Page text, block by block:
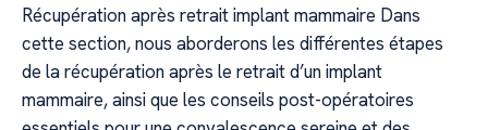
Récupération après retrait implant mammaire Dans
cette section, nous aborderons les différentes étapes
de la récupération après le retrait d’un implant
mammaire, ainsi que les conseils post-opératoires